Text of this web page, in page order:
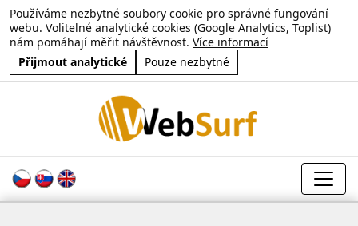
Používáme nezbytné soubory cookie pro správné fungování
webu. Volitelné analytické cookies (Google Analytics, Toplist)
nám pomáhají měřit návštěvnost. Více informací
Přijmout analytické
Pouze nezbytné